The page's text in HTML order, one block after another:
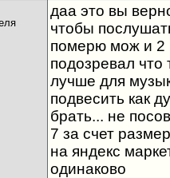
даа это вы
чтобы
померю мож и 2
подозревал
лучше для
подвесить как
брать... не
7 за счет
на яндекс
одинаково